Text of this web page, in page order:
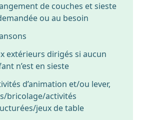
de couches et sieste
ou au besoin
extérieurs dirigés si aucun
n’est en sieste
d’animation et/ou lever,
bricolage/activités
jeux de table